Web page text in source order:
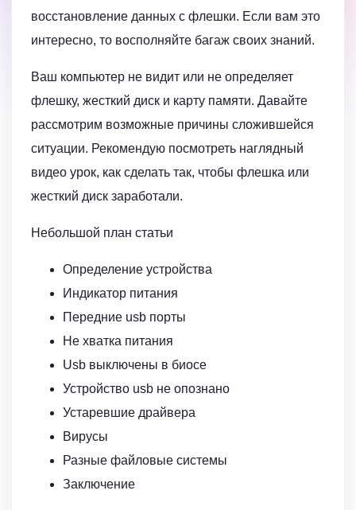
восстановление данных с флешки. Если вам это
интересно, то восполняйте багаж своих знаний.
Ваш компьютер не видит или не определяет
флешку, жесткий диск и карту памяти. Давайте
рассмотрим возможные причины сложившейся
ситуации. Рекомендую посмотреть наглядный
видео урок, как сделать так, чтобы флешка или
жесткий диск заработали.
Небольшой план статьи
Определение устройства
Индикатор питания
Передние usb порты
Не хватка питания
Usb выключены в биосе
Устройство usb не опознано
Устаревшие драйвера
Вирусы
Разные файловые системы
Заключение